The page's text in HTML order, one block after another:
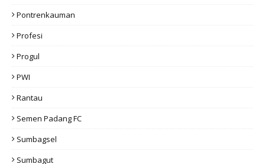
Pontrenkauman
Profesi
Progul
PWI
Rantau
Semen Padang FC
Sumbagsel
Sumbagut